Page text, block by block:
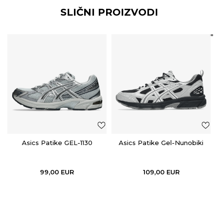
SLIČNI PROIZVODI
Asics Patike GEL-1130
99,00 EUR
Asics Patike Gel-Nunobiki
109,00 EUR